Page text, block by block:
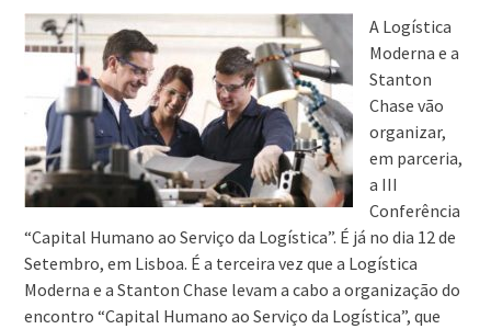
A Logística
Moderna e a
Stanton
Chase vão
organizar,
em parceria,
a III
Conferência
“Capital Humano ao Serviço da Logística”. É já no dia 12 de
Setembro, em Lisboa. É a terceira vez que a Logística
Moderna e a Stanton Chase levam a cabo a organização do
encontro “Capital Humano ao Serviço da Logística”, que